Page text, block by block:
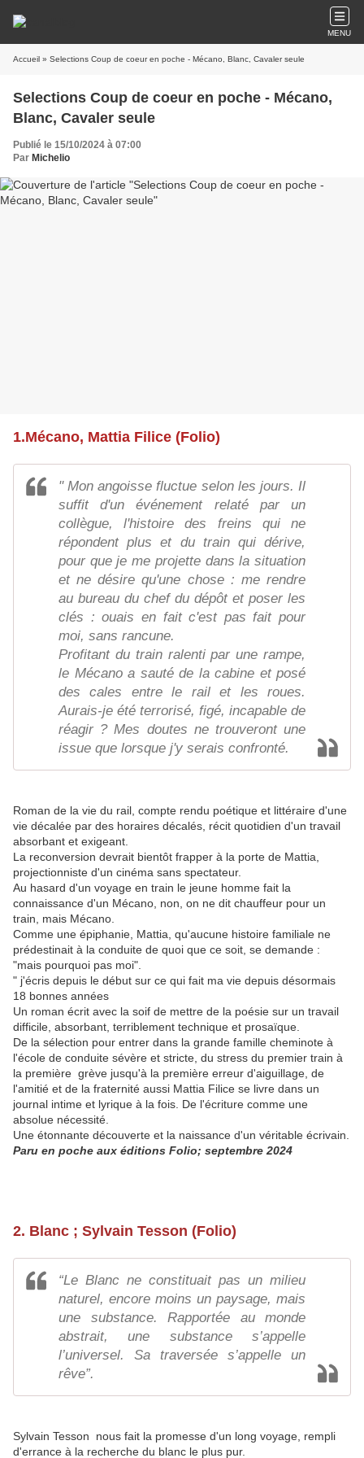
MENU
Accueil » Selections Coup de coeur en poche - Mécano, Blanc, Cavaler seule
Selections Coup de coeur en poche - Mécano,
Blanc, Cavaler seule
Publié le 15/10/2024 à 07:00
Par Michelio
1.Mécano, Mattia Filice (Folio)
" Mon angoisse fluctue selon les jours. Il
suffit d'un événement relaté par un
collègue, l'histoire des freins qui ne
répondent plus et du train qui dérive,
pour que je me projette dans la situation
et ne désire qu'une chose : me rendre
au bureau du chef du dépôt et poser les
clés : ouais en fait c'est pas fait pour
moi, sans rancune.
Profitant du train ralenti par une rampe,
le Mécano a sauté de la cabine et posé
des cales entre le rail et les roues.
Aurais-je été terrorisé, figé, incapable de
réagir ? Mes doutes ne trouveront une
issue que lorsque j'y serais confronté.
Roman de la vie du rail, compte rendu poétique et littéraire d'une
vie décalée par des horaires décalés, récit quotidien d'un travail
absorbant et exigeant.
La reconversion devrait bientôt frapper à la porte de Mattia,
projectionniste d'un cinéma sans spectateur.
Au hasard d'un voyage en train le jeune homme fait la
connaissance d'un Mécano, non, on ne dit chauffeur pour un
train, mais Mécano.
Comme une épiphanie, Mattia, qu'aucune histoire familiale ne
prédestinait à la conduite de quoi que ce soit, se demande :
"mais pourquoi pas moi".
" j'écris depuis le début sur ce qui fait ma vie depuis désormais
18 bonnes années
Un roman écrit avec la soif de mettre de la poésie sur un travail
difficile, absorbant, terriblement technique et prosaïque.
De la sélection pour entrer dans la grande famille cheminote à
l'école de conduite sévère et stricte, du stress du premier train à
la première grève jusqu'à la première erreur d'aiguillage, de
l'amitié et de la fraternité aussi Mattia Filice se livre dans un
journal intime et lyrique à la fois. De l'écriture comme une
absolue nécessité.
Une étonnante découverte et la naissance d'un véritable écrivain.
Paru en poche aux éditions Folio; septembre 2024
2. Blanc ; Sylvain Tesson (Folio)
“Le Blanc ne constituait pas un milieu
naturel, encore moins un paysage, mais
une substance. Rapportée au monde
abstrait, une substance s’appelle
l’universel. Sa traversée s’appelle un
rêve”.
Sylvain Tesson nous fait la promesse d'un long voyage, rempli
d'errance à la recherche du blanc le plus pur.